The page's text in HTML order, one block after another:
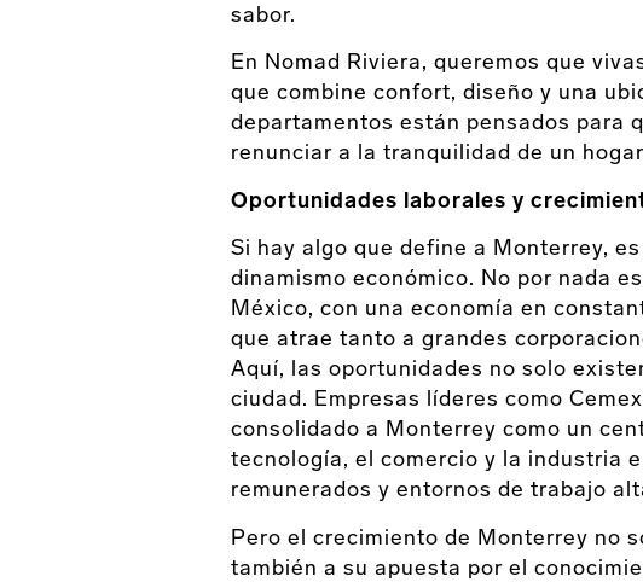
sabor.
En Nomad Riviera, queremos que
que combine confort, diseño y una
departamentos están pensados para
renunciar a la tranquilidad de un
Oportunidades laborales y
Si hay algo que define a Monterrey,
dinamismo económico. No por nada
México, con una economía en
que atrae tanto a grandes
Aquí, las oportunidades no solo
ciudad. Empresas líderes como
consolidado a Monterrey como un
tecnología, el comercio y la industria
remunerados y entornos de trabajo
Pero el crecimiento de Monterrey no
también a su apuesta por el